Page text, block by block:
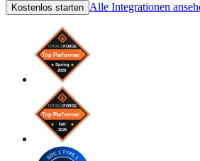
Kostenlos starten Alle Integrationen